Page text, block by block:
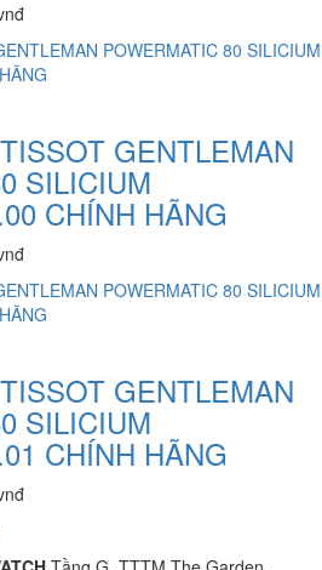
GENTLEMAN
SILICIUM
CHÍNH HÃNG
GENTLEMAN
SILICIUM
CHÍNH HÃNG